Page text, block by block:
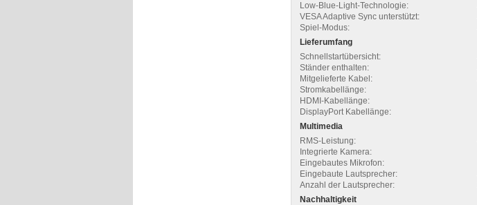
Low-Blue-Light-Technologie:
VESA Adaptive Sync unterstützt:
Spiel-Modus:
Lieferumfang
Schnellstartübersicht:
Ständer enthalten:
Mitgelieferte Kabel:
Stromkabellänge:
HDMI-Kabellänge:
DisplayPort Kabellänge:
Multimedia
RMS-Leistung:
Integrierte Kamera:
Eingebautes Mikrofon:
Eingebaute Lautsprecher:
Anzahl der Lautsprecher:
Nachhaltigkeit